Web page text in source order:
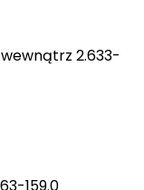
2.633-